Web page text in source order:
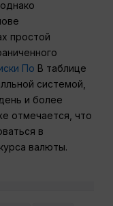
простой
По В таблице
системой,
и более
отмечается, что
в
валюты.